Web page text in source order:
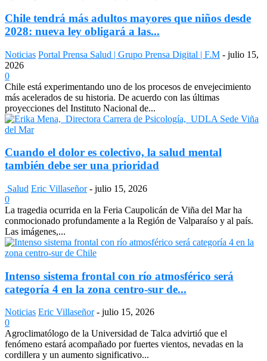
Chile tendrá más adultos mayores que niños desde
2028: nueva ley obligará a las...
Noticias Portal Prensa Salud | Grupo Prensa Digital | F.M - julio 15,
2026
0
Chile está experimentando uno de los procesos de envejecimiento
más acelerados de su historia. De acuerdo con las últimas
proyecciones del Instituto Nacional de...
Cuando el dolor es colectivo, la salud mental
también debe ser una prioridad
Salud Eric Villaseñor - julio 15, 2026
0
La tragedia ocurrida en la Feria Caupolicán de Viña del Mar ha
conmocionado profundamente a la Región de Valparaíso y al país.
Las imágenes,...
Intenso sistema frontal con río atmosférico será
categoría 4 en la zona centro-sur de...
Noticias Eric Villaseñor - julio 15, 2026
0
Agroclimatólogo de la Universidad de Talca advirtió que el
fenómeno estará acompañado por fuertes vientos, nevadas en la
cordillera y un aumento significativo...